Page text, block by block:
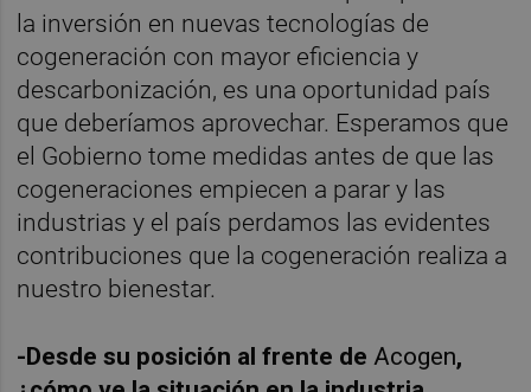
la inversión en nuevas tecnologías de
cogeneración con mayor eficiencia y
descarbonización, es una oportunidad país
que deberíamos aprovechar. Esperamos que
el Gobierno tome medidas antes de que las
cogeneraciones empiecen a parar y las
industrias y el país perdamos las evidentes
contribuciones que la cogeneración realiza a
nuestro bienestar.
-Desde su posición al frente de Acogen,